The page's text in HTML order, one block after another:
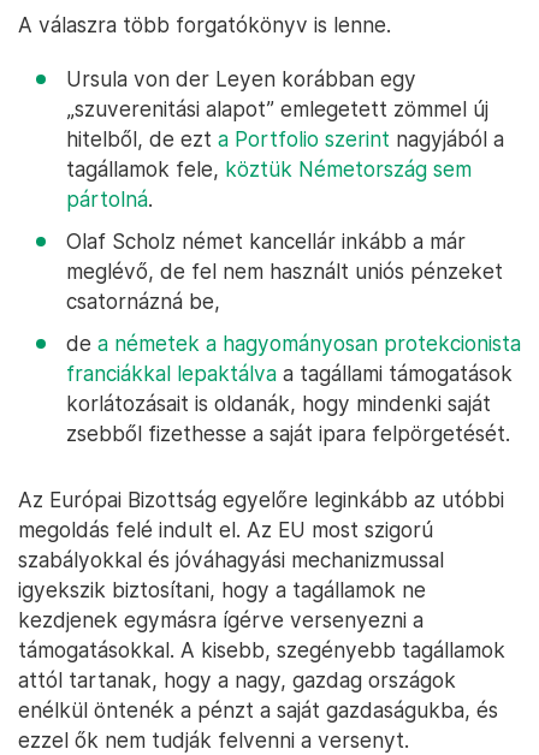
A válaszra több forgatókönyv is lenne.
Ursula von der Leyen korábban egy
„szuverenitási alapot” emlegetett zömmel új
hitelből, de ezt a Portfolio szerint nagyjából a
tagállamok fele, köztük Németország sem
pártolná.
Olaf Scholz német kancellár inkább a már
meglévő, de fel nem használt uniós pénzeket
csatornázná be,
de a németek a hagyományosan protekcionista
franciákkal lepaktálva a tagállami támogatások
korlátozásait is oldanák, hogy mindenki saját
zsebből fizethesse a saját ipara felpörgetését.
Az Európai Bizottság egyelőre leginkább az utóbbi
megoldás felé indult el. Az EU most szigorú
szabályokkal és jóváhagyási mechanizmussal
igyekszik biztosítani, hogy a tagállamok ne
kezdjenek egymásra ígérve versenyezni a
támogatásokkal. A kisebb, szegényebb tagállamok
attól tartanak, hogy a nagy, gazdag országok
enélkül öntenék a pénzt a saját gazdaságukba, és
ezzel ők nem tudják felvenni a versenyt.